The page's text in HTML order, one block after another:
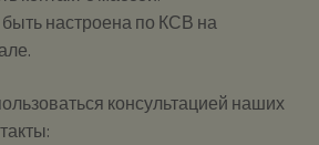
настроена по КСВ на
консультацией наших